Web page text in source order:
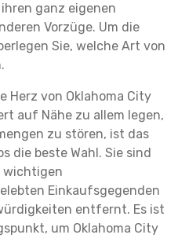
ganz eigenen
Vorzüge. Um die
Sie, welche Art von
Herz von Oklahoma City
auf Nähe zu allem legen,
zu stören, ist das
die beste Wahl. Sie sind
wichtigen
Einkaufsgegenden
entfernt. Es ist
um Oklahoma City